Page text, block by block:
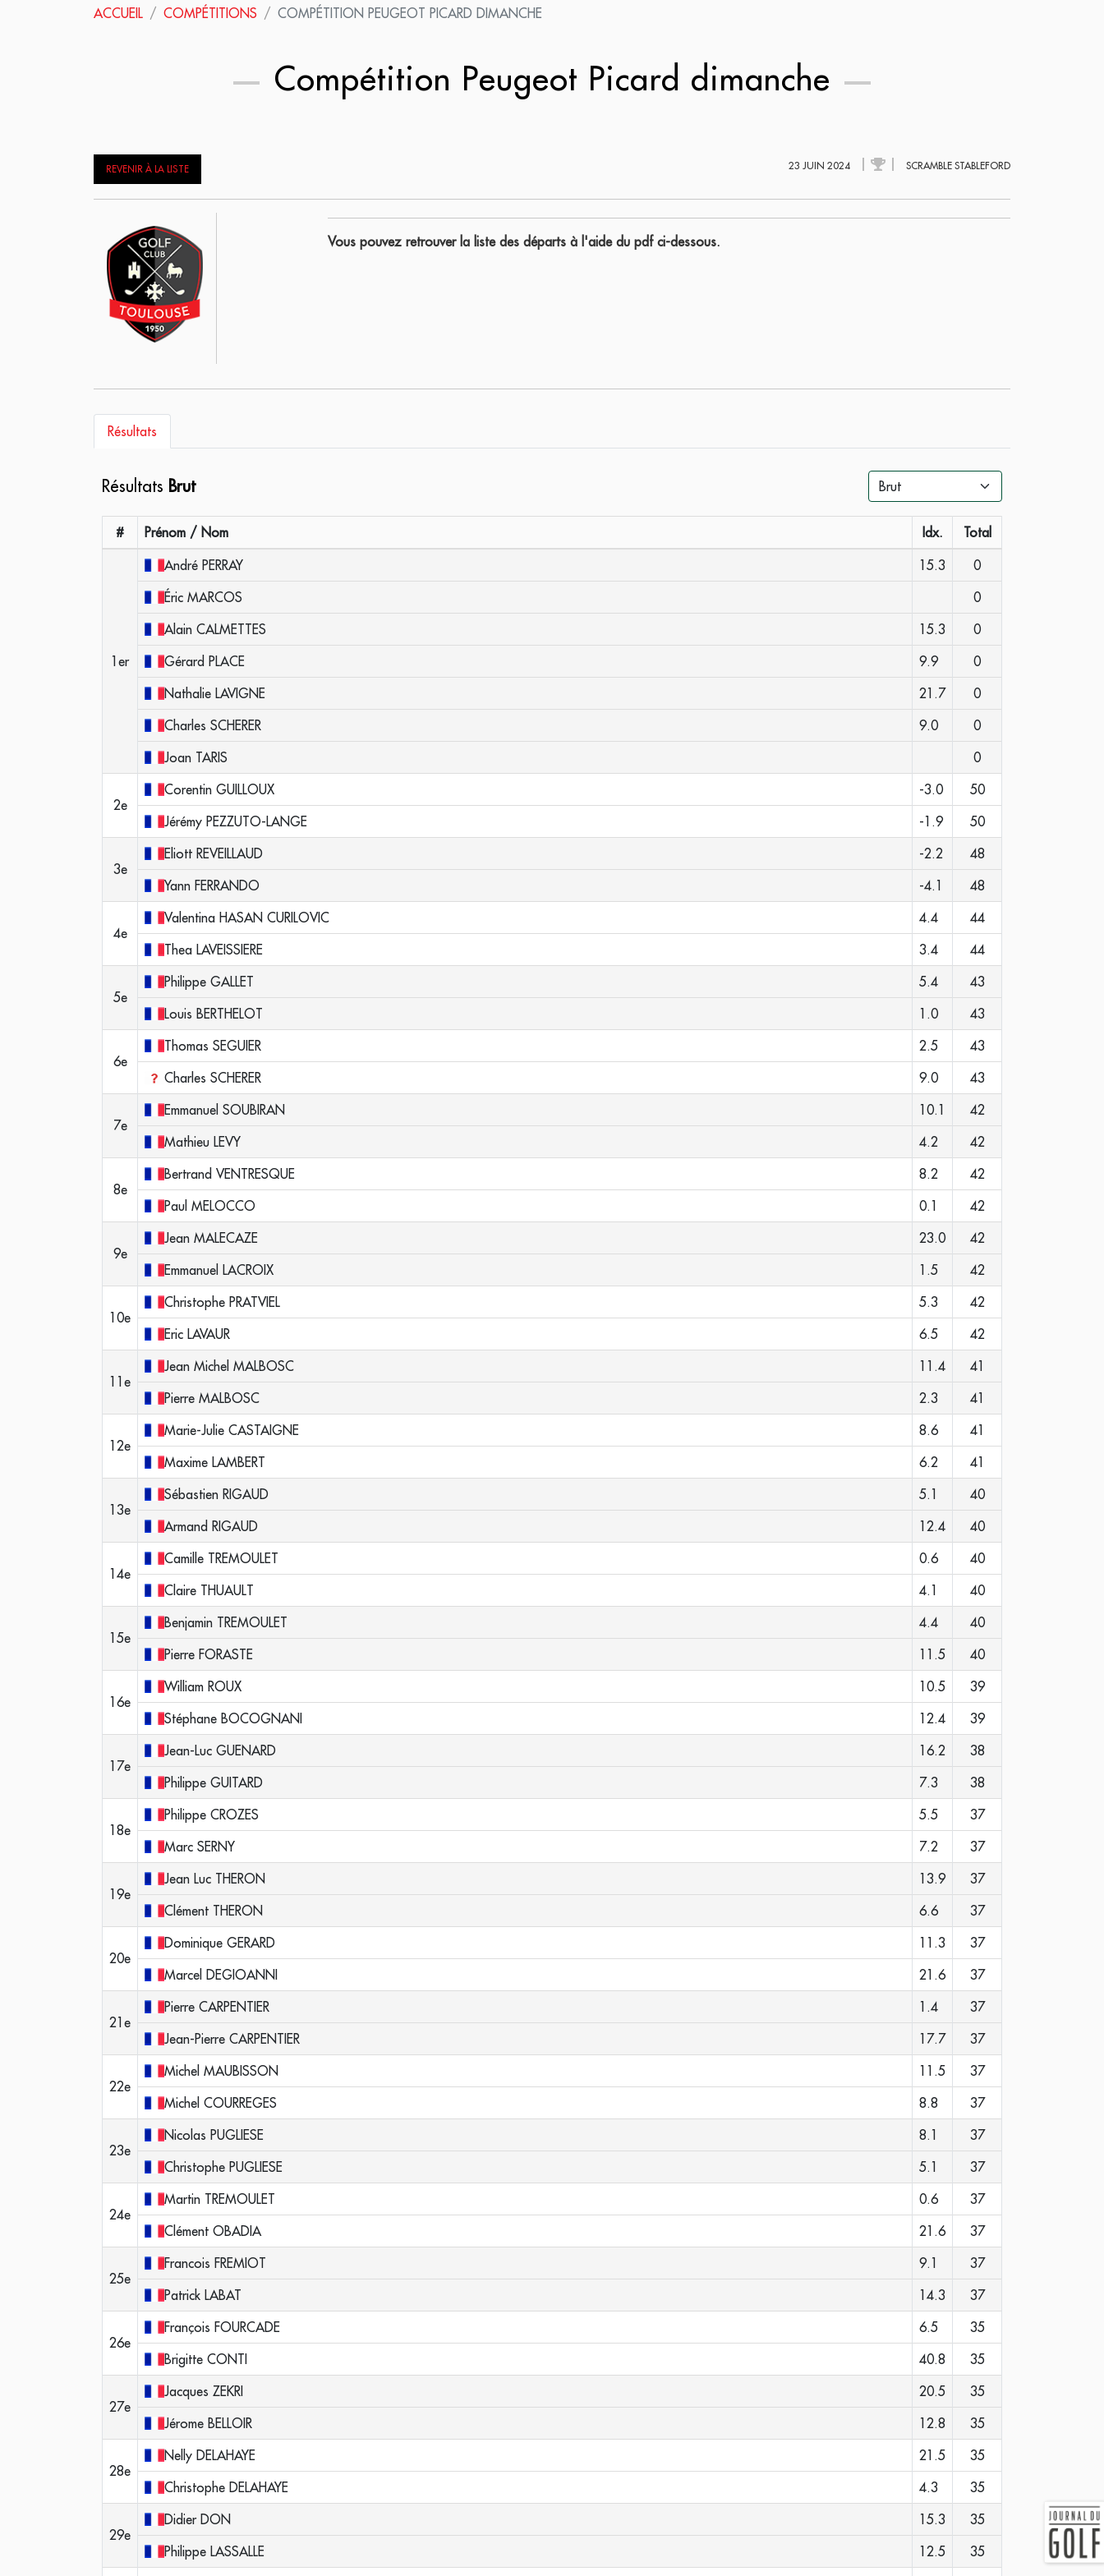
ACCUEIL COMPÉTITIONS COMPÉTITION PEUGEOT PICARD DIMANCHE
Compétition Peugeot Picard dimanche
REVENIR À LA LISTE 23 JUIN 2024 SCRAMBLE STABLEFORD
Vous pouvez retrouver la liste des départs à l'aide du pdf ci-dessous.
Résultats
Résultats Brut
# Prénom / Nom Idx. Total
1er
André PERRAY 15.3
0
Éric MARCOS
0
Alain CALMETTES 15.3
0
Gérard PLACE 9.9
0
Nathalie LAVIGNE 21.7
0
Charles SCHERER 9.0
0
Joan TARIS 0
2e
Corentin GUILLOUX -3.0
50
Jérémy PEZZUTO-LANGE -1.9 50
3e
Eliott REVEILLAUD -2.2
48
Yann FERRANDO -4.1 48
4e
Valentina HASAN CURILOVIC 4.4
44
Thea LAVEISSIERE 3.4 44
5e
Philippe GALLET 5.4
43
Louis BERTHELOT 1.0 43
6e
Thomas SEGUIER 2.5
43
Charles SCHERER 9.0 43
7e
Emmanuel SOUBIRAN 10.1
42
Mathieu LEVY 4.2 42
8e
Bertrand VENTRESQUE 8.2
42
Paul MELOCCO 0.1 42
9e
Jean MALECAZE 23.0
42
Emmanuel LACROIX 1.5 42
10e
Christophe PRATVIEL 5.3
42
Eric LAVAUR 6.5 42
11e
Jean Michel MALBOSC 11.4
41
Pierre MALBOSC 2.3 41
12e
Marie-Julie CASTAIGNE 8.6
41
Maxime LAMBERT 6.2 41
13e
Sébastien RIGAUD 5.1
40
Armand RIGAUD 12.4 40
14e
Camille TREMOULET 0.6
40
Claire THUAULT 4.1 40
15e
Benjamin TREMOULET 4.4
40
Pierre FORASTE 11.5 40
16e
William ROUX 10.5
39
Stéphane BOCOGNANI 12.4 39
17e
Jean-Luc GUENARD 16.2
38
Philippe GUITARD 7.3 38
18e
Philippe CROZES 5.5
37
Marc SERNY 7.2 37
19e
Jean Luc THERON 13.9
37
Clément THERON 6.6 37
20e
Dominique GERARD 11.3
37
Marcel DEGIOANNI 21.6 37
21e
Pierre CARPENTIER 1.4
37
Jean-Pierre CARPENTIER 17.7 37
22e
Michel MAUBISSON 11.5
37
Michel COURREGES 8.8 37
23e
Nicolas PUGLIESE 8.1
37
Christophe PUGLIESE 5.1 37
24e
Martin TREMOULET 0.6
37
Clément OBADIA 21.6 37
25e
Francois FREMIOT 9.1
37
Patrick LABAT 14.3 37
26e
François FOURCADE 6.5
35
Brigitte CONTI 40.8 35
27e
Jacques ZEKRI 20.5
35
Jérome BELLOIR 12.8 35
28e
Nelly DELAHAYE 21.5
35
Christophe DELAHAYE 4.3 35
29e
Didier DON 15.3
35
Philippe LASSALLE 12.5
35